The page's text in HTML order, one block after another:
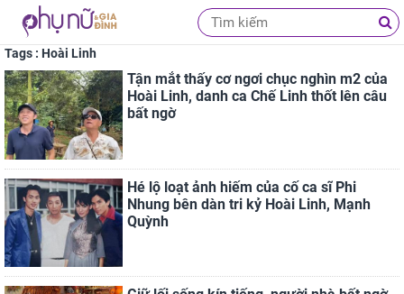
Tags : Hoài Linh
Tận mắt thấy cơ ngơi chục nghìn m2 của
Hoài Linh, danh ca Chế Linh thốt lên câu
bất ngờ
Hé lộ loạt ảnh hiếm của cố ca sĩ Phi
Nhung bên dàn tri kỷ Hoài Linh, Mạnh
Quỳnh